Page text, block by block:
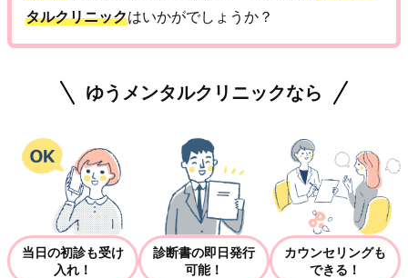
タルクリニックはいかがでしょうか？
ゆうメンタルクリニックなら
当日の初診も受け
入れ！
診断書の即日発行
可能！
カウンセリングも
できる！